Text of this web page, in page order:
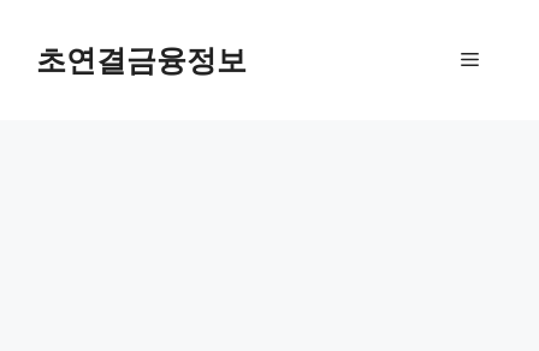
초연결금융정보 메